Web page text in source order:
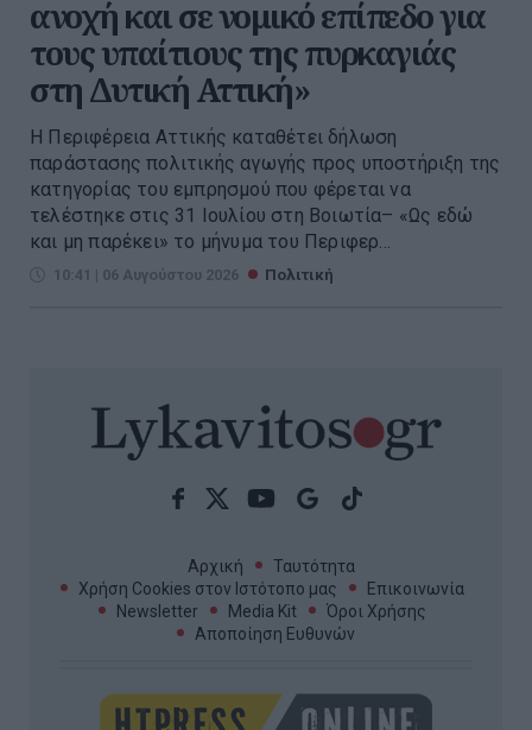
ανοχή και σε νομικό επίπεδο για
τους υπαίτιους της πυρκαγιάς
στη Δυτική Αττική»
Η Περιφέρεια Αττικής καταθέτει δήλωση
παράστασης πολιτικής αγωγής προς υποστήριξη της
κατηγορίας του εμπρησμού που φέρεται να
τελέστηκε στις 31 Ιουλίου στη Βοιωτία– «Ως εδώ
και μη παρέκει» το μήνυμα του Περιφερ...
10:41 | 06 Αυγούστου 2026 Πολιτική
Αρχική
Ταυτότητα
Χρήση Cookies στον Ιστότοπο μας
Επικοινωνία
Newsletter
Media Kit
Όροι Χρήσης
Αποποίηση Ευθυνών